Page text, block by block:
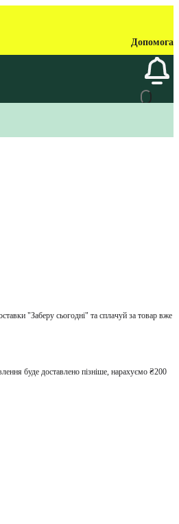
Допомога
"Заберу сьогодні" та сплачуй за товар вже
буде доставлено пізніше, нарахуємо ₴200